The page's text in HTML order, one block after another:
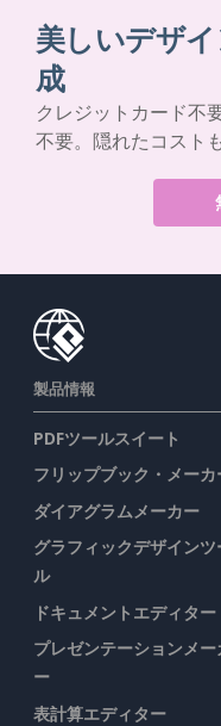
美しいデザ
成
クレジットカード不
不要。隠れたコスト
製品情報
PDFツールスイート
フリップブック・メーカ
ダイアグラムメーカー
グラフィックデザインツ
ル
ドキュメントエディター
プレゼンテーションメー
ー
表計算エディター